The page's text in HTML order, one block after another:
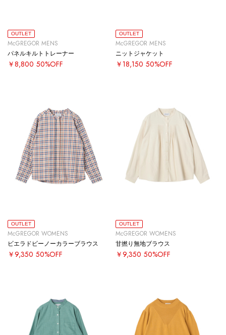
OUTLET
McGREGOR MENS
パネルキルトトレーナー
￥8,800 50%OFF
OUTLET
McGREGOR MENS
ニットジャケット
￥18,150 50%OFF
OUTLET
McGREGOR WOMENS
ビエラドビーノーカラーブラウス
￥9,350 50%OFF
OUTLET
McGREGOR WOMENS
甘撚り無地ブラウス
￥9,350 50%OFF